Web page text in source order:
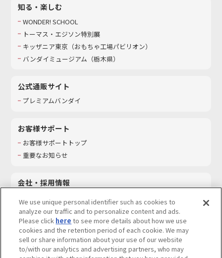
知る・楽しむ
WONDER! SCHOOL
トーマス・エジソン特別展
キッザニア東京（おもちゃ工場パビリオン）​
バンダイミュージアム（栃木県）
公式通販サイト
プレミアムバンダイ
お客様サポート
お客様サポートトップ
重要なお知らせ
会社・採用情報
採用情報
サステナビリティ
お問い合わせ
We use unique personal identifier such as cookies to
analyze our traffic and to personalize content and ads.
Please click here to see more details about how we use
cookies and the retention period of each cookie. We may
sell or share information about your use of our website
to/with our analytics and advertising partners, who may